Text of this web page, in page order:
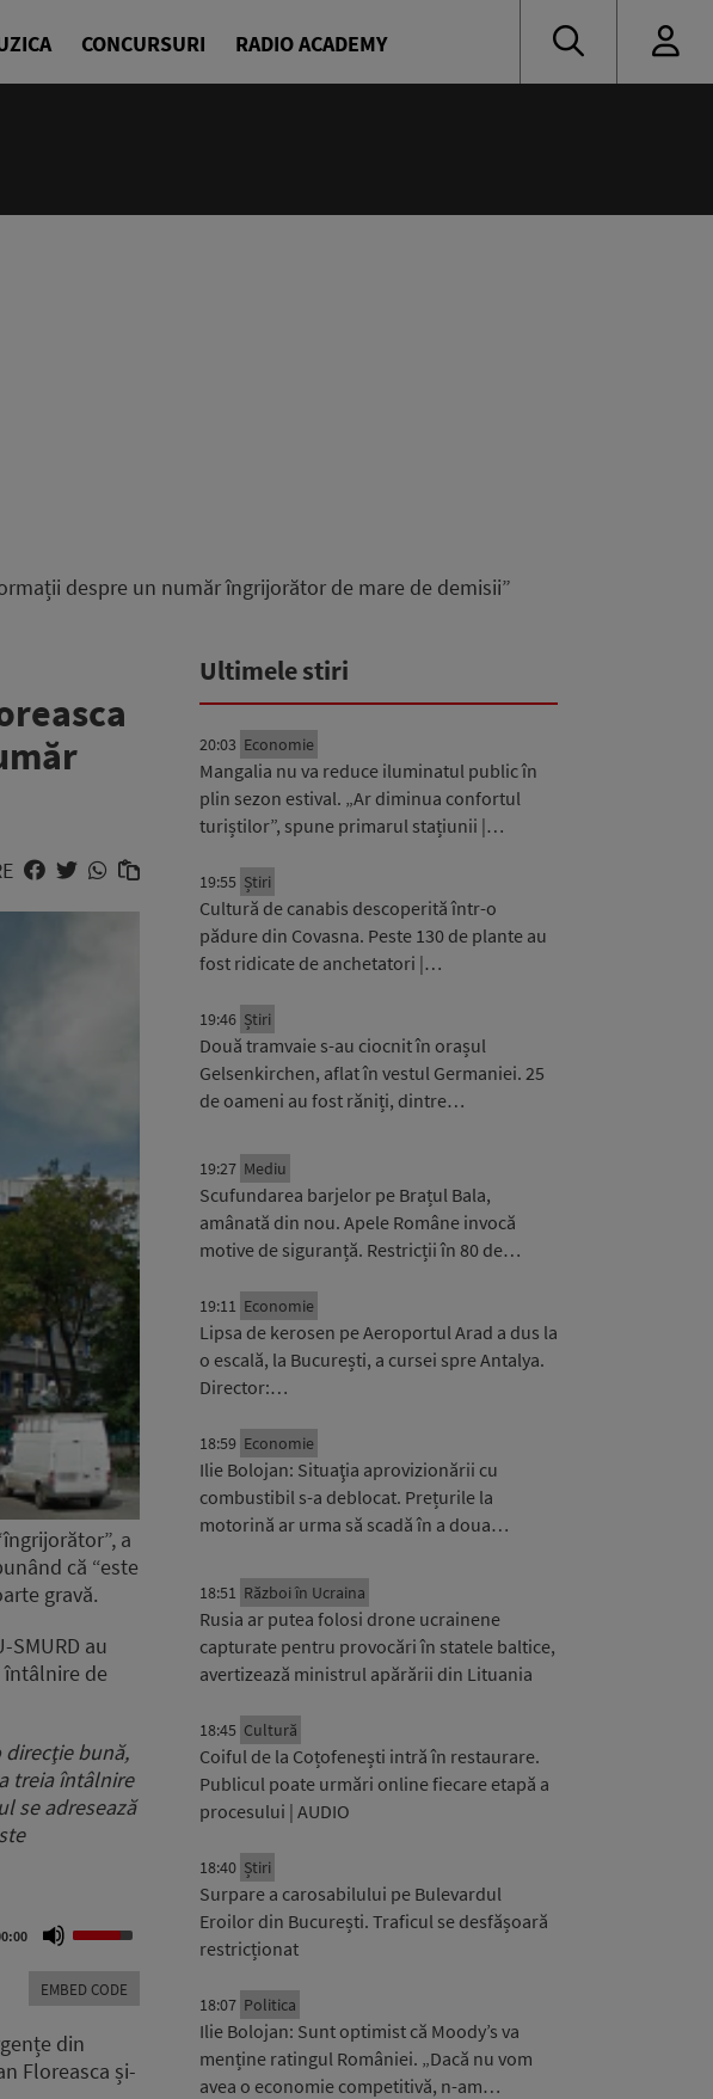
CONCURSURI RADIO ACADEMY
despre un număr îngrijorător de mare de demisii”
a
că “este
gravă.
au
întâlnire de
bună,
treia întâlnire
se adresează
Up/Down
keys
increase
or
EMBED CODE
din
Floreasca și-
Ultimele stiri
20:03 Economie
Mangalia nu va reduce iluminatul public în
plin sezon estival. „Ar diminua confortul
turiștilor”, spune primarul stațiunii |…
19:55 Știri
Cultură de canabis descoperită într-o
pădure din Covasna. Peste 130 de plante au
fost ridicate de anchetatori |…
19:46 Știri
Două tramvaie s-au ciocnit în orașul
Gelsenkirchen, aflat în vestul Germaniei. 25
de oameni au fost răniți, dintre…
19:27 Mediu
Scufundarea barjelor pe Brațul Bala,
amânată din nou. Apele Române invocă
motive de siguranță. Restricții în 80 de…
19:11 Economie
Lipsa de kerosen pe Aeroportul Arad a dus la
o escală, la București, a cursei spre Antalya.
Director:…
18:59 Economie
Ilie Bolojan: Situaţia aprovizionării cu
combustibil s-a deblocat. Prețurile la
motorină ar urma să scadă în a doua…
18:51 Război în Ucraina
Rusia ar putea folosi drone ucrainene
capturate pentru provocări în statele baltice,
avertizează ministrul apărării din Lituania
18:45 Cultură
Coiful de la Coțofenești intră în restaurare.
Publicul poate urmări online fiecare etapă a
procesului | AUDIO
18:40 Știri
Surpare a carosabilului pe Bulevardul
Eroilor din București. Traficul se desfășoară
restricționat
18:07 Politica
Ilie Bolojan: Sunt optimist că Moody’s va
menține ratingul României. „Dacă nu vom
avea o economie competitivă, n-am…